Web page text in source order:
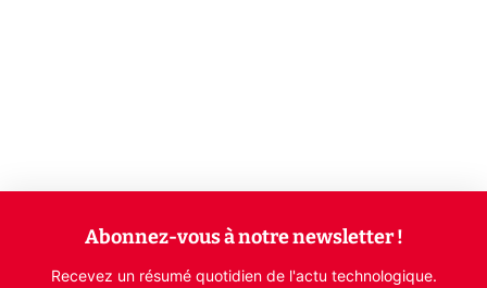
Abonnez-vous à notre newsletter !
Recevez un résumé quotidien de l'actu technologique.